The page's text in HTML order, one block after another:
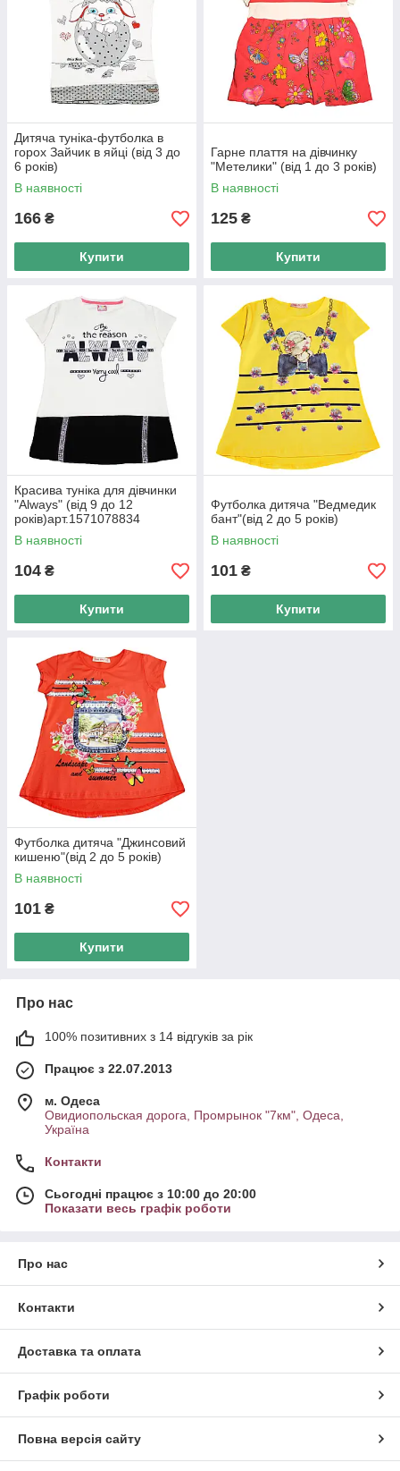
Дитяча туніка-футболка в
горох Зайчик в яйці (від 3 до
6 років)
В наявності
166 ₴
Купити
Гарне плаття на дівчинку
"Метелики" (від 1 до 3 років)
В наявності
125 ₴
Купити
Красива туніка для дівчинки
"Always" (від 9 до 12
років)арт.1571078834
В наявності
104 ₴
Купити
Футболка дитяча "Ведмедик
бант"(від 2 до 5 років)
В наявності
101 ₴
Купити
Футболка дитяча "Джинсовий
кишеню"(від 2 до 5 років)
В наявності
101 ₴
Купити
Про нас
100% позитивних з 14 відгуків за рік
Працює з 22.07.2013
м. Одеса
Овидиопольская дорога, Промрынок "7км", Одеса,
Україна
Контакти
Сьогодні працює з 10:00 до 20:00
Показати весь графік роботи
Про нас
Контакти
Доставка та оплата
Графік роботи
Повна версія сайту